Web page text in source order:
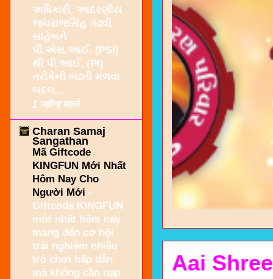
Aai
અધિકારી, આદરણીય
જયરાજસિંહ ગઢવી
સાહેબને
પી.એસ.આઈ. (PSI)
થી પી.આઈ. (PI)
તરીકેની બઢતી મળવા
બદલ...
1 महीना पहले
Charan Samaj
Sangathan
Mã Giftcode
KINGFUN Mới Nhất
Hôm Nay Cho
Người Mới -
Giftcode KINGFUN
mới nhất hôm nay
mang đến cơ hội
trải nghiệm nhiều
trò chơi hấp dẫn
mà không cần nạp